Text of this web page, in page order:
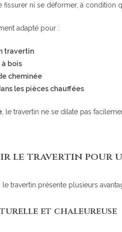
fissurer ni se déformer, à condition
adapté pour :
travertin
à bois
cheminée
les pièces chauffées
, le travertin ne se dilate pas
le travertin pour
le travertin présente plusieurs
et chaleureuse